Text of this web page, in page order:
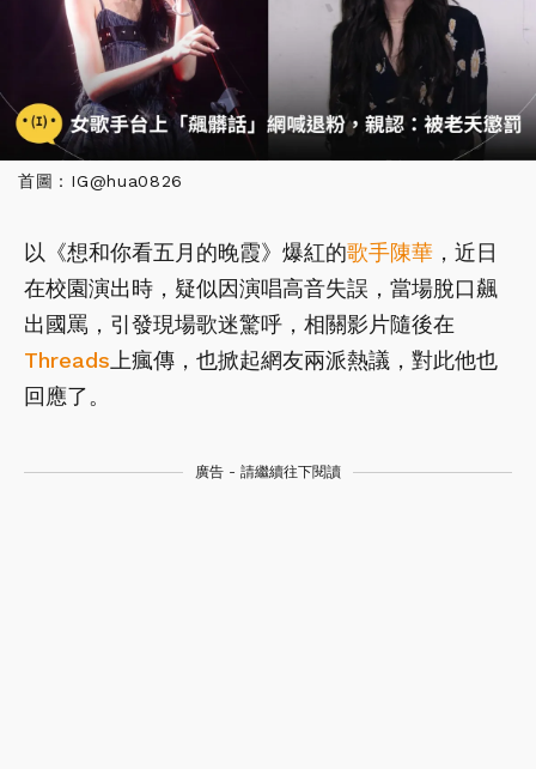
首圖：IG@hua0826
以《想和你看五月的晚霞》爆紅的歌手陳華 ，近日
在校園演出時，疑似因演唱高音失誤，當場脫口飆
出國罵，引發現場歌迷驚呼，相關影片隨後在
Threads 上瘋傳，也掀起網友兩派熱議，對此他也
回應了。
廣告 - 請繼續往下閱讀